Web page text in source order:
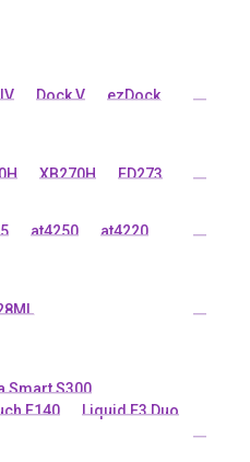
Dock V ezDock ...
XB270H ED273 ...
at4250 at4220 ...
...
Smart S300
E140
Liquid E3 Duo
...